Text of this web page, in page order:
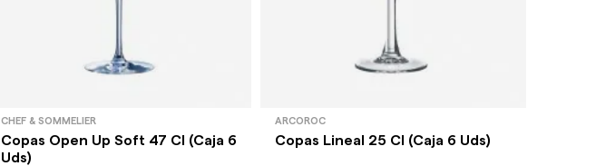
CHEF & SOMMELIER
Copas Open Up Soft 47 Cl (Caja 6
Uds)
ARCOROC
Copas Lineal 25 Cl (Caja 6 Uds)